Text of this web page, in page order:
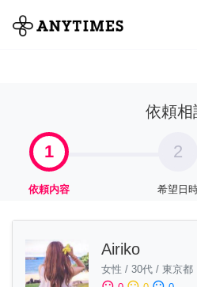
全て
依頼相
1
依頼内容
2
希望日
Airiko
女性 / 30代 / 東京都